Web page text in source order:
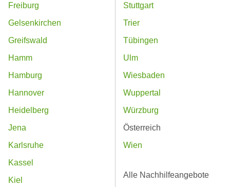
Freiburg
Gelsenkirchen
Greifswald
Hamm
Hamburg
Hannover
Heidelberg
Jena
Karlsruhe
Kassel
Kiel
Stuttgart
Trier
Tübingen
Ulm
Wiesbaden
Wuppertal
Würzburg
Österreich
Wien
Alle Nachhilfeangebote